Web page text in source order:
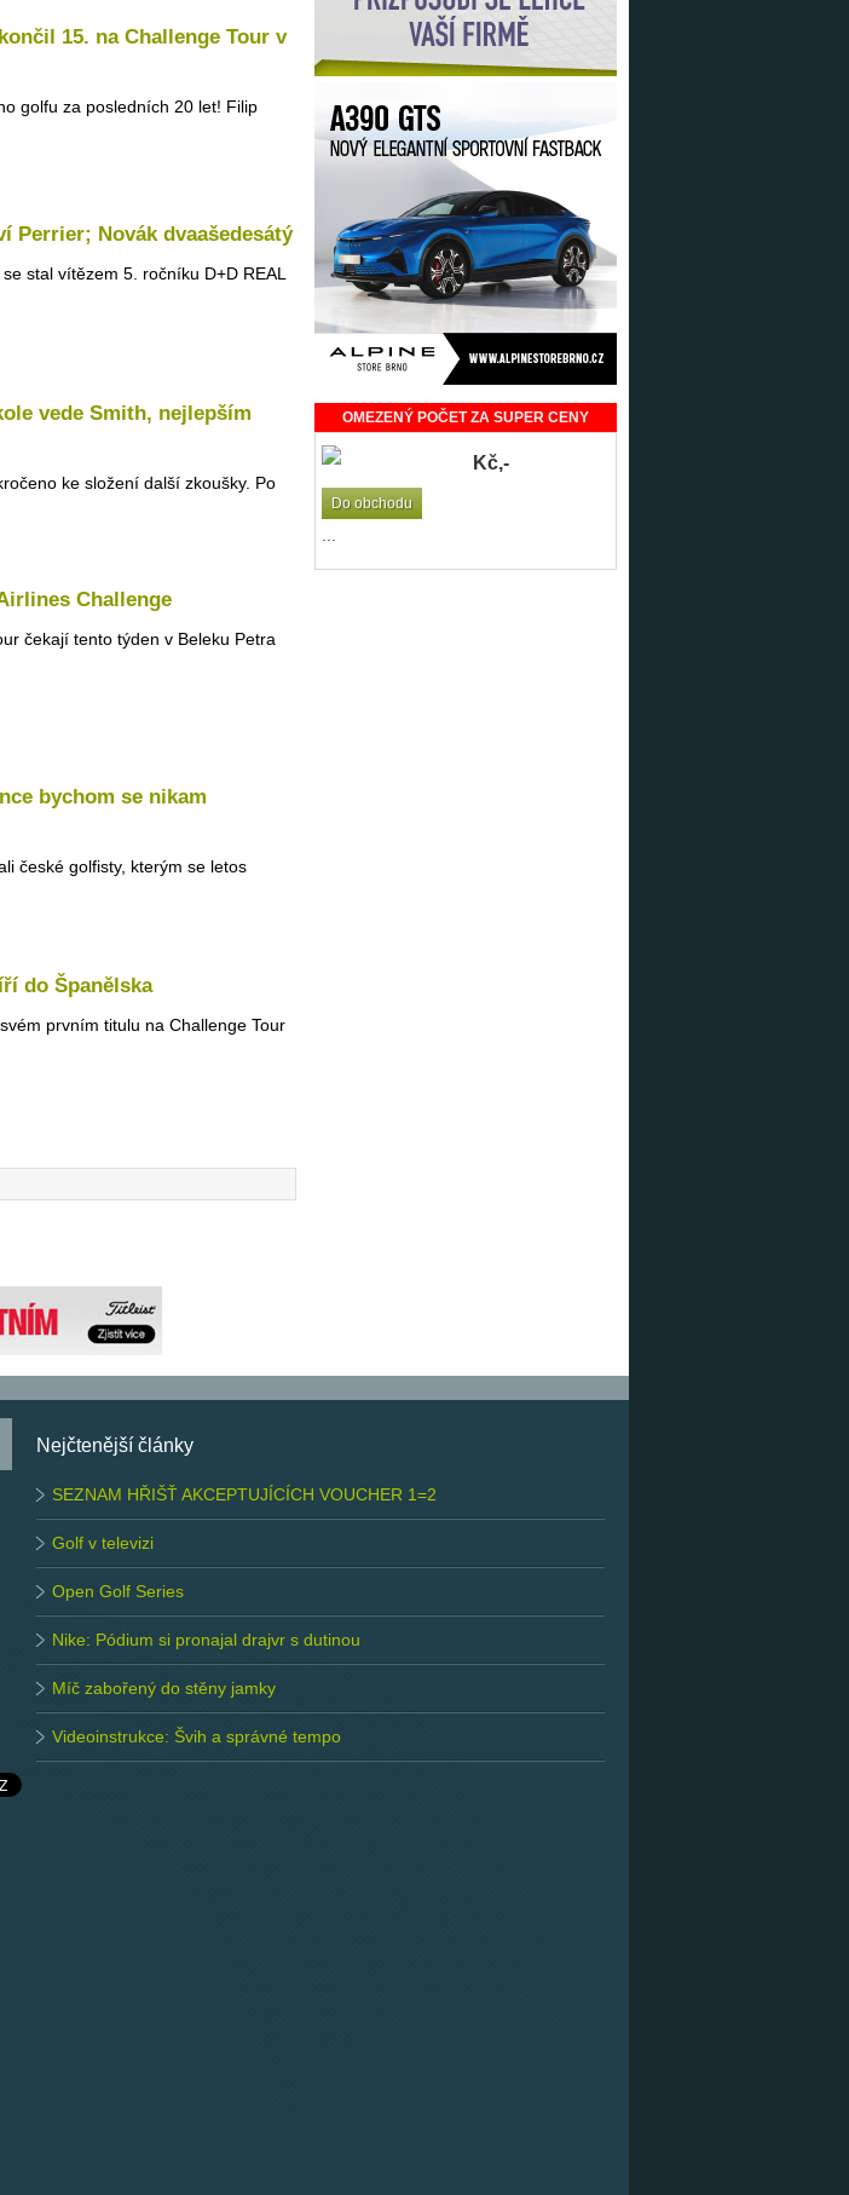
15. na Challenge Tour v
golfu za posledních 20 let! Filip
Perrier; Novák dvaašedesátý
stal vítězem 5. ročníku D+D REAL
vede Smith, nejlepším
ke složení další zkoušky. Po
Challenge
čekají tento týden v Beleku Petra
bychom se nikam
české golfisty, kterým se letos
do Španělska
prvním titulu na Challenge Tour
OMEZENÝ POČET ZA SUPER CENY
Kč,-
Do obchodu
Nejčtenější články
SEZNAM HŘIŠŤ AKCEPTUJÍCÍCH VOUCHER 1=2
Golf v televizi
Open Golf Series
Nike: Pódium si pronajal drajvr s dutinou
Míč zabořený do stěny jamky
Videoinstrukce: Švih a správné tempo